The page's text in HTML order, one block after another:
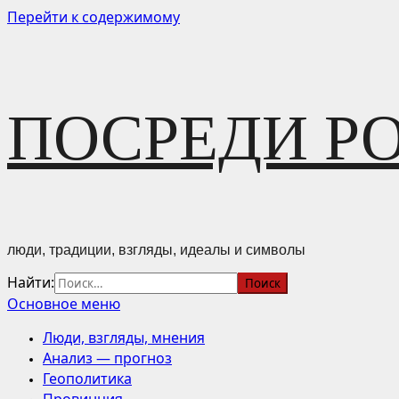
Перейти к содержимому
ПОСРЕДИ
люди, традиции, взгляды, идеалы и символы
Найти:
Основное меню
Люди, взгляды, мнения
Анализ — прогноз
Геополитика